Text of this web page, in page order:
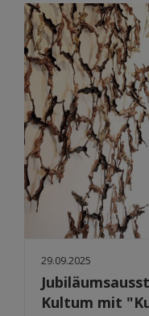
29.09.2025
Kultum mit